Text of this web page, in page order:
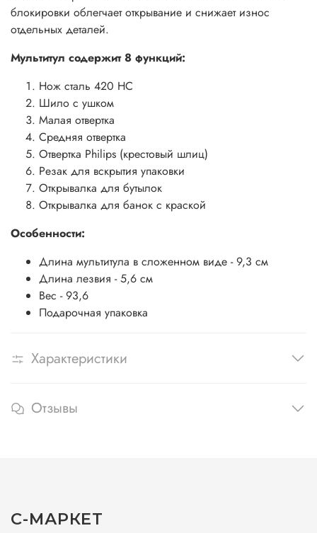
блокировки облегчает открывание и снижает износ
отдельных деталей.
Мультитул содержит 8 функций:
Нож сталь 420 НС
Шило с ушком
Малая отвертка
Средняя отвертка
Отвертка Philips (крестовый шлиц)
Резак для вскрытия упаковки
Открывалка для бутылок
Открывалка для банок с краской
Особенности:
Длина мультитула в сложенном виде - 9,3 см
Длина лезвия - 5,6 см
Вес - 93,6
Подарочная упаковка
Характеристики
Отзывы
С-МАРКЕТ